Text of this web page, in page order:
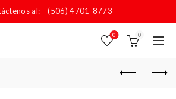
al: (506) 4701-8773
0 0